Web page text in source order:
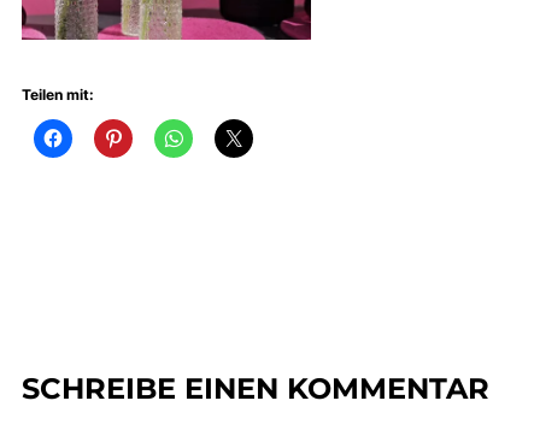
Teilen mit:
SCHREIBE EINEN KOMMENTAR